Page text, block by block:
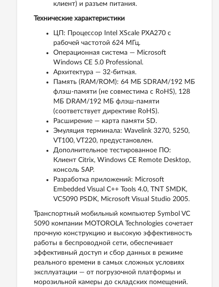
клиент) и разъем питания.
Технические характеристики
ЦП: Процессор Intel XScale PXA270 c
рабочей частотой 624 МГц.
Операционная система — Microsoft
Windows CE 5.0 Professional.
Архитектура — 32-битная.
Память (RAM/ROM): 64 МБ SDRAM/192 МБ
флэш-памяти (не совместима с RoHS), 128
МБ DRAM/192 МБ флэш-памяти
(соответствует директиве RoHS).
Расширение — карта памяти SD.
Эмуляция терминала: Wavelink 3270, 5250,
VT100, VT220, предустановлен.
Дополнительное тестированное ПО:
Клиент Citrix, Windows CE Remote Desktop,
консоль SAP.
Разработка приложений: Microsoft
Embedded Visual C++ Tools 4.0, TNT SMDK,
VC5090 PSDK, Microsoft Visual Studio 2005.
Транспортный мобильный компьютер Symbol VC
5090 компании MOTOROLA Technologies сочетает
прочную конструкцию и высокую эффективность
работы в беспроводной сети, обеспечивает
эффективный доступ и сбор данных в режиме
реального времени в самых сложных условиях
эксплуатации — от погрузочной платформы и
морозильной камеры до складских помещений.